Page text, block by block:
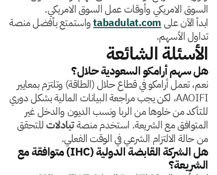
السوق الامريكي وأوقات عمل السوق الامريكي.
ابدأ الآن على tabadulat.comواستمتع بأفضل منصة
تداول الأسهم.
الأسئلة الشائعة
هل سهم أرامكو السعودية حلال؟
نعم، تعمل أرامكو في قطاع حلال (الطاقة) وتلتزم بمعايير
AAOIFI، لكن يجب مراجعة البيانات المالية بشكل دوري
للتأكد من خلوها من الربا ونسب الديون والدخل غير
المتوافق مع الشريعة. استخدم منصةتبادلاتللتحقق
من حالة الالتزام الشرعي في الوقت الفعلي.
هل الشركة القابضة الدولية (IHC) متوافقة مع
الشريعة؟